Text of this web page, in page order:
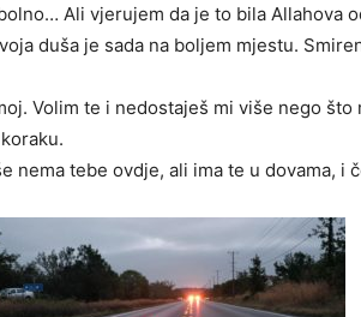
Ali vjerujem da je to bila Allahova
duša je sada na boljem mjestu.
Volim te i nedostaješ mi više nego što
nema tebe ovdje, ali ima te u dovama, i